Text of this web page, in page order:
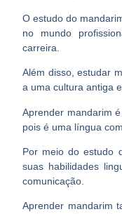
O estudo do
no mundo
carreira
Além disso, estudar
a uma cultura antiga e
Aprender mandarim
poisé uma língua
Por meio do estudo
suas habilidades
comunicação.
Aprender mandarim